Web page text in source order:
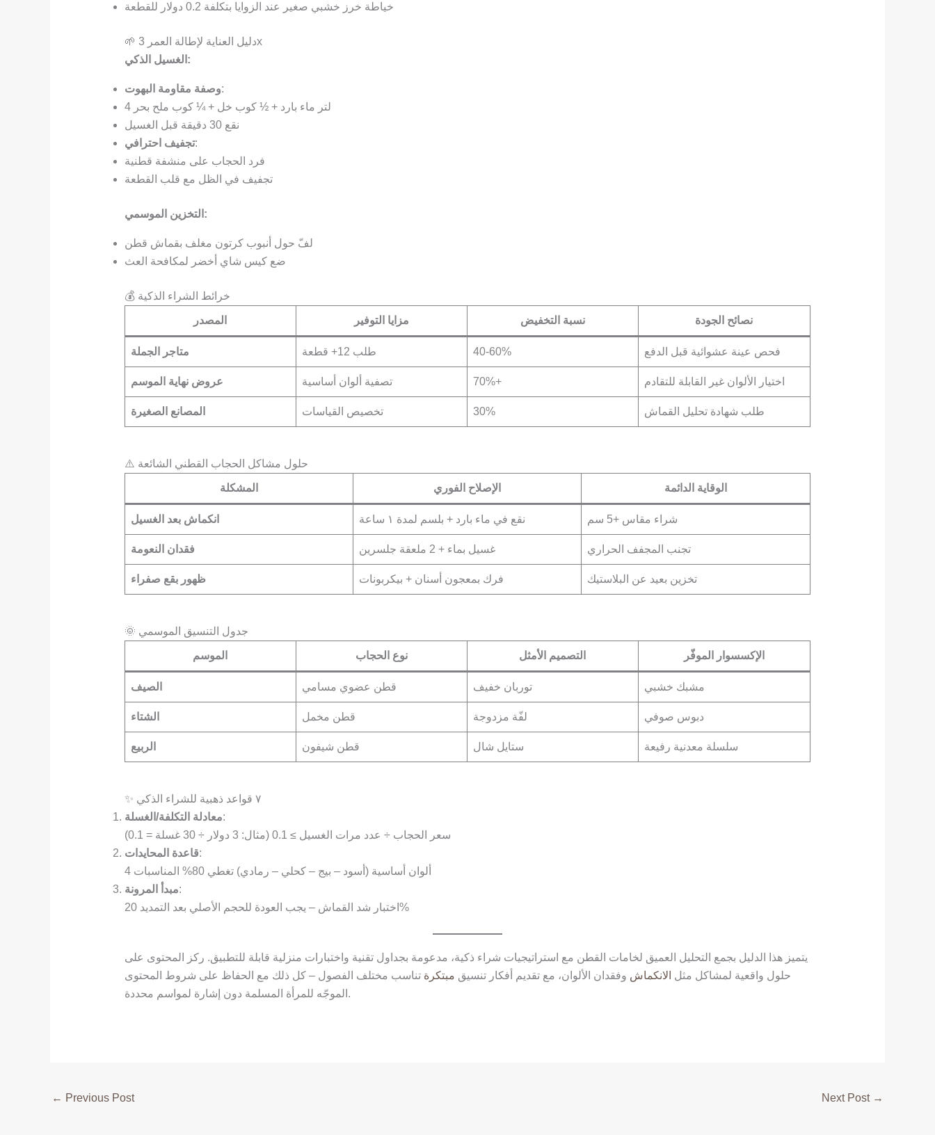
خياطة خرز خشبي صغير عند الزوايا بتكلفة 0.2 دولار للقطعة
🌱 دليل العناية لإطالة العمر 3x
الغسيل الذكي:
وصفة مقاومة البهوت:
4 لتر ماء بارد + ½ كوب خل + ¼ كوب ملح بحر
نقع 30 دقيقة قبل الغسيل
تجفيف احترافي:
فرد الحجاب على منشفة قطنية
تجفيف في الظل مع قلب القطعة
التخزين الموسمي:
لفّ حول أنبوب كرتون مغلف بقماش قطن
ضع كيس شاي أخضر لمكافحة العث
💰 خرائط الشراء الذكية
المصدر مزايا التوفير نسبة التخفيض نصائح الجودة
متاجر الجملة طلب 12+ قطعة 40-60% فحص عينة عشوائية قبل الدفع
عروض نهاية الموسم تصفية ألوان أساسية 70%+ اختيار الألوان غير القابلة للتقادم
المصانع الصغيرة تخصيص القياسات 30% طلب شهادة تحليل القماش
⚠️ حلول مشاكل الحجاب القطني الشائعة
المشكلة الإصلاح الفوري الوقاية الدائمة
انكماش بعد الغسيل نقع في ماء بارد + بلسم لمدة ١ ساعة شراء مقاس +5 سم
فقدان النعومة غسيل بماء + 2 ملعقة جلسرين تجنب المجفف الحراري
ظهور بقع صفراء فرك بمعجون أسنان + بيكربونات تخزين بعيد عن البلاستيك
🌞 جدول التنسيق الموسمي
الموسم نوع الحجاب التصميم الأمثل الإكسسوار الموفّر
الصيف قطن عضوي مسامي توربان خفيف مشبك خشبي
الشتاء قطن مخمل لفّة مزدوجة دبوس صوفي
الربيع قطن شيفون ستايل شال سلسلة معدنية رفيعة
✨ ٧ قواعد ذهبية للشراء الذكي
معادلة التكلفة/الغسلة:
سعر الحجاب ÷ عدد مرات الغسيل ≥ 0.1 (مثال: 3 دولار ÷ 30 غسلة = 0.1)
قاعدة المحايدات:
4 ألوان أساسية (أسود – بيج – كحلي – رمادي) تغطي 80% المناسبات
مبدأ المرونة:
اختبار شد القماش – يجب العودة للحجم الأصلي بعد التمديد 20%
يتميز هذا الدليل بجمع التحليل العميق لخامات القطن مع استراتيجيات شراء ذكية، مدعومة بجداول تقنية واختبارات منزلية قابلة للتطبيق. ركز المحتوى على
حلول واقعية لمشاكل مثل الانكماش وفقدان الألوان، مع تقديم أفكار تنسيق مبتكرةتناسب مختلف الفصول – كل ذلك مع الحفاظ على شروط المحتوى
الموجّه للمرأة المسلمة دون إشارة لمواسم محددة.
← Previous Post Next Post →